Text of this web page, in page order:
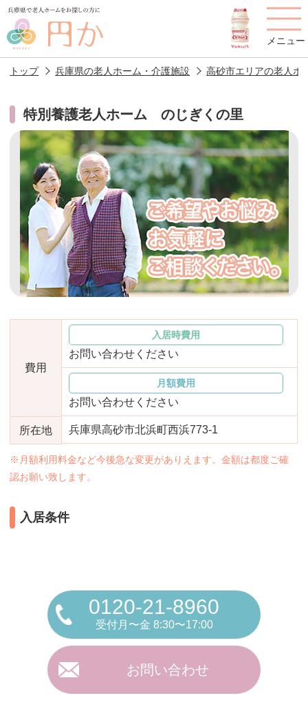
メニュー
老人ホームを
探す
円かについて 費用について
施設選びのポイント 施設をお探しの方へ
老人ホームの種類 よくあるご質問
スタッフ紹介 アクセス
相談者様の声 お役立ち情報
おすすめ施設特集 施設関係者の方へ
トップ 兵庫県の老人ホーム・介護施設 高砂市エリアの老人ホ
特別養護老人ホーム のじぎくの里
費用
入居時費用
お問い合わせください
月額費用
お問い合わせください
所在地 兵庫県高砂市北浜町西浜773-1
※月額利用料金など今後急な変更がありえます。金額は都度ご確
認お願い致します。
入居条件
0120-21-8960
受付月〜金 8:30〜17:00
お問い合わせ